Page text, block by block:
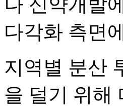
다각화 측면
지역별 분산
을 덜기 위해